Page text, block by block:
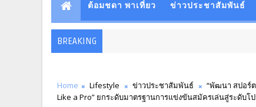
ต้อมชดา พาเที่ยว ข่าวประชาสัมพันธ์
BREAKING
Home Lifestyle ข่าวประชาสัมพันธ์
“พัฒนา สปอร์ต
Like a Pro” ยกระดับมาตรฐานการแข่งขันสมัครเล่นสู่ระดับโ